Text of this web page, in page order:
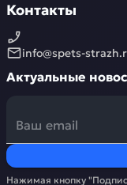
Контакты
info@spets-
Актуальные
Нажимая кнопку